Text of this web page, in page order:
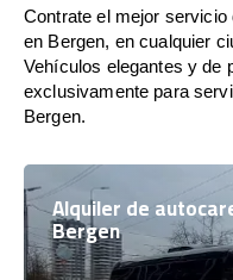
Contrate el mejor servicio
en Bergen, en cualquier
Vehículos elegantes y de
exclusivamente para
Bergen.
Alquiler de
Bergen